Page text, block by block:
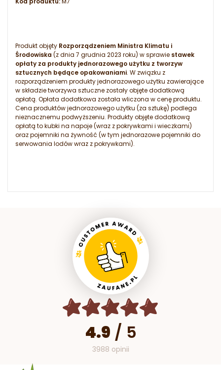
Produkt objęty Rozporządzeniem Ministra Klimatu i
Środowiska (z dnia 7 grudnia 2023 roku) w sprawie stawek
opłaty za produkty jednorazowego użytku z tworzyw
sztucznych będące opakowaniami. W związku z
rozporządzeniem produkty jednorazowego użytku zawierające
w składzie tworzywa sztuczne zostały objęte dodatkową
opłatą. Opłata dodatkowa została wliczona w cenę produktu.
Cena produktów jednorazowego użytku (za sztukę) podlega
nieznacznemu podwyższeniu. Produkty objęte dodatkową
opłatą to kubki na napoje (wraz z pokrywkami i wieczkami)
oraz pojemniki na żywność (w tym jednorazowe pojemniki do
serwowania lodów wraz z pokrywkami).
4.9 / 5
3988 opinii